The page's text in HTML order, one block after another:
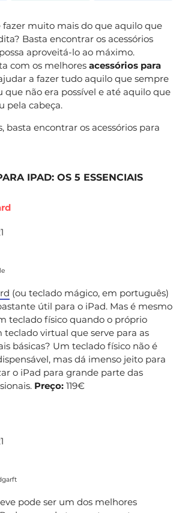
fazer muito mais do que aquilo que
Basta encontrar os acessórios
aproveitá-lo ao máximo.
com os melhores acessórios para
a fazer tudo aquilo que sempre
que não era possível e até aquilo que
pela cabeça.
basta encontrar os acessórios para
IPAD: OS 5 ESSENCIAIS
(ou teclado mágico, em português)
útil para o iPad. Mas é mesmo
teclado físico quando o próprio
virtual que serve para as
básicas? Um teclado físico não é
mas dá imenso jeito para
o iPad para grande parte das
Preço: 119€
pode ser um dos melhores